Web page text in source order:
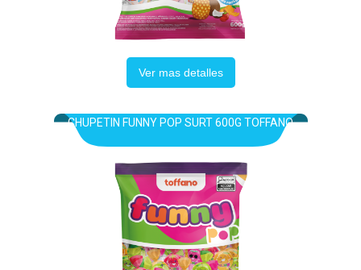
Ver mas detalles
CHUPETIN FUNNY POP SURT 600G TOFFANO